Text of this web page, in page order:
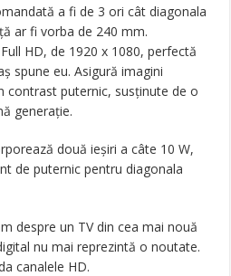
a fi de 3 ori cât diagonala
ar fi vorba de 240 mm.
HD, de 1920 x 1080, perfectă
spune eu. Asigură imagini
contrast puternic, susținute de o
generație.
două ieșiri a câte 10 W,
de puternic pentru diagonala
despre un TV din cea mai nouă
nu mai reprezintă o noutate.
canalele HD.